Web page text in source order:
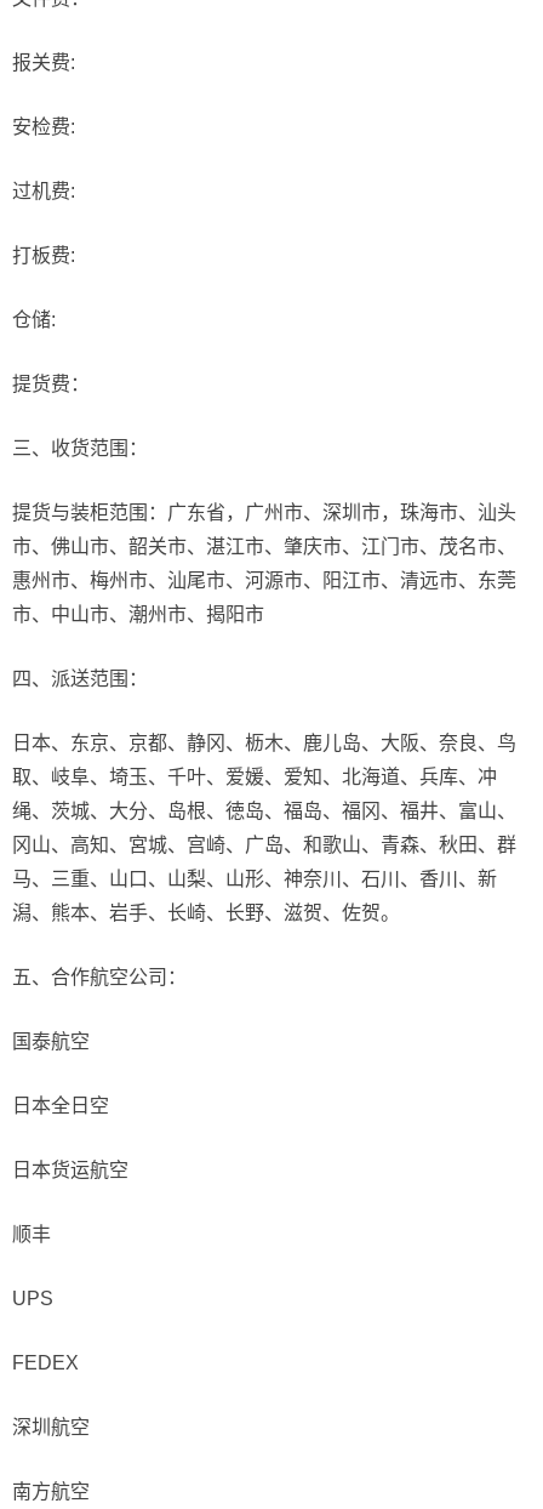
报关费:
安检费:
过机费:
打板费:
仓储:
提货费：
三、收货范围：
提货与装柜范围：广东省，广州市、深圳市，珠海市、汕头
市、佛山市、韶关市、湛江市、肇庆市、江门市、茂名市、
惠州市、梅州市、汕尾市、河源市、阳江市、清远市、东莞
市、中山市、潮州市、揭阳市
四、派送范围：
日本、东京、京都、静冈、枥木、鹿儿岛、大阪、奈良、鸟
取、岐阜、埼玉、千叶、爱媛、爱知、北海道、兵库、冲
绳、茨城、大分、岛根、徳岛、福岛、福冈、福井、富山、
冈山、高知、宮城、宫崎、广岛、和歌山、青森、秋田、群
马、三重、山口、山梨、山形、神奈川、石川、香川、新
潟、熊本、岩手、长崎、长野、滋贺、佐贺。
五、合作航空公司：
国泰航空
日本全日空
日本货运航空
顺丰
UPS
FEDEX
深圳航空
南方航空